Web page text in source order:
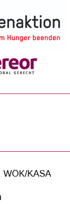
WÖK/KASA